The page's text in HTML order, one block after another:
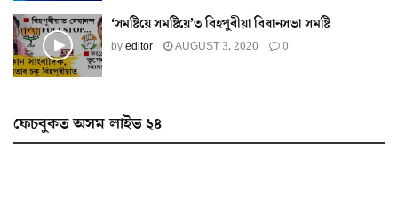
‘সমষ্টিয়ে সমষ্টিয়ে’ত বিহপুৰীয়া বিধানসভা সমষ্টি
byeditor AUGUST 3, 2020 0
ফেচবুকত অসম লাইভ ২৪